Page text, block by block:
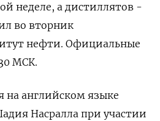
неделе, а дистиллятов -
во вторник
нефти. Официальные
МСК.
на ⁠английском языке
Насралла при участии